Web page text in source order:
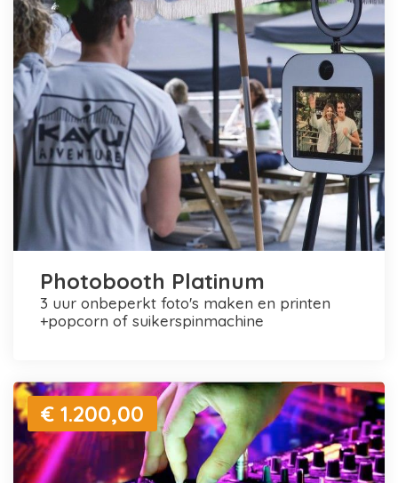
Photobooth Platinum
3 uur onbeperkt foto's maken en printen
+popcorn of suikerspinmachine
€ 1.200,00